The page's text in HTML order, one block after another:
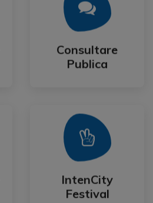
Consultare
Publica
Consultare
Publica
Mai Mult
IntenCity
Festival
IntenCity
Festival
Mai Mult